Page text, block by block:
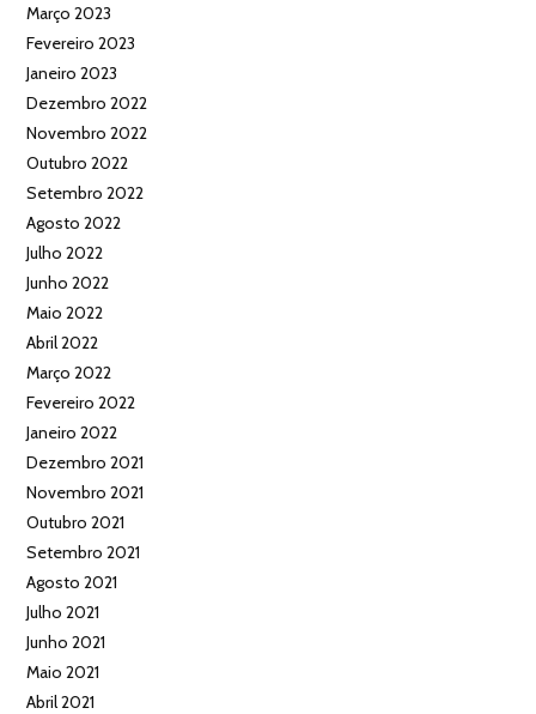
Março 2023
Fevereiro 2023
Janeiro 2023
Dezembro 2022
Novembro 2022
Outubro 2022
Setembro 2022
Agosto 2022
Julho 2022
Junho 2022
Maio 2022
Abril 2022
Março 2022
Fevereiro 2022
Janeiro 2022
Dezembro 2021
Novembro 2021
Outubro 2021
Setembro 2021
Agosto 2021
Julho 2021
Junho 2021
Maio 2021
Abril 2021